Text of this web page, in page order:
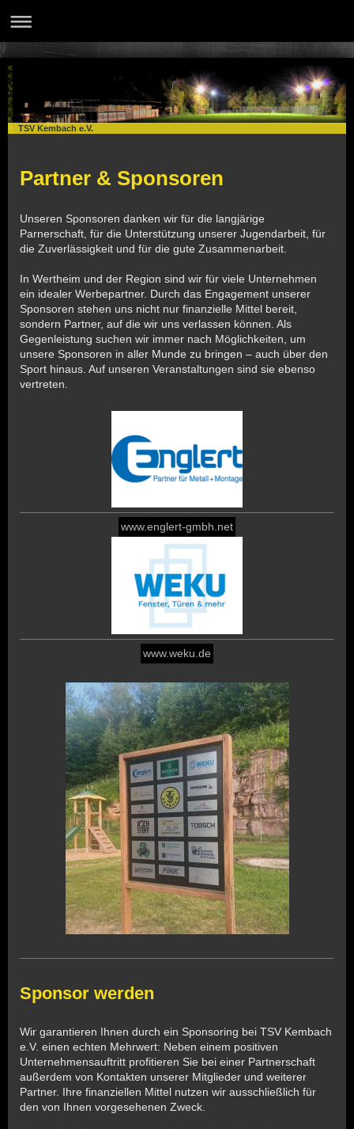
TSV Kembach e.V.
Partner & Sponsoren
Unseren Sponsoren danken wir für die langjärige
Parnerschaft, für die Unterstützung unserer Jugendarbeit, für
die Zuverlässigkeit und für die gute Zusammenarbeit.
In Wertheim und der Region sind wir für viele Unternehmen
ein idealer Werbepartner. Durch das Engagement unserer
Sponsoren stehen uns nicht nur finanzielle Mittel bereit,
sondern Partner, auf die wir uns verlassen können. Als
Gegenleistung suchen wir immer nach Möglichkeiten, um
unsere Sponsoren in aller Munde zu bringen – auch über den
Sport hinaus. Auf unseren Veranstaltungen sind sie ebenso
vertreten.
www.englert-gmbh.net
www.weku.de
Sponsor werden
Wir garantieren Ihnen durch ein Sponsoring bei TSV Kembach
e.V. einen echten Mehrwert: Neben einem positiven
Unternehmensauftritt profitieren Sie bei einer Partnerschaft
außerdem von Kontakten unserer Mitglieder und weiterer
Partner. Ihre finanziellen Mittel nutzen wir ausschließlich für
den von Ihnen vorgesehenen Zweck.